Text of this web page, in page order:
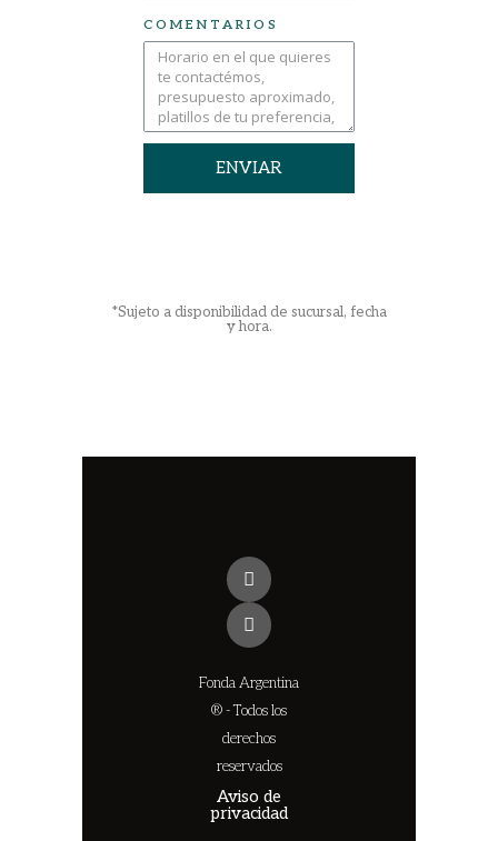
COMENTARIOS
ENVIAR
*Sujeto a disponibilidad de sucursal, fecha
y hora.
Fonda Argentina
® - Todos los
derechos
reservados
Aviso de
privacidad